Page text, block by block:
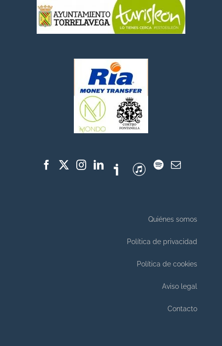
Quiénes somos
Política de privacidad
Política de cookies
Aviso legal
Contacto